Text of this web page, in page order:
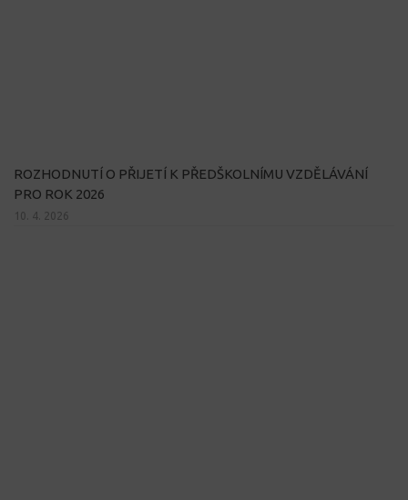
ROZHODNUTÍ O PŘIJETÍ K PŘEDŠKOLNÍMU VZDĚLÁVÁNÍ
PRO ROK 2026
10. 4. 2026